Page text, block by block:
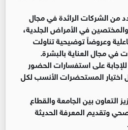
الشركات الرائدة في مجال
في الأمراض الجلدية،
وعروضاً توضيحية تناولت
في مجال العناية بالبشرة.
على استفسارات الحضور
اختيار المستحضرات الأنسب لكل
التعاون بين الجامعة والقطاع
وتقديم المعرفة الحديثة